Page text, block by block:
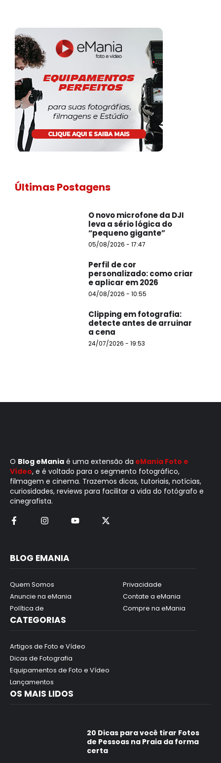
Últimas Postagens
O novo microfone da DJI
leva a sério lógica do
“pequeno gigante”
05/08/2026 - 17:47
Perfil de cor
personalizado: como criar
e aplicar em 2026
04/08/2026 - 10:55
Clipping em fotografia:
detecte antes de arruinar
a cena
24/07/2026 - 19:53
O Blog eMania é uma extensão da eMania Foto e
Vídeo, e é voltado para o segmento fotográfico,
filmagem e cinema. Trazemos dicas, tutoriais, notícias,
curiosidades, reviews para facilitar a vida do fotógrafo e
cinegrafista.
BLOG EMANIA
Quem Somos
Anuncie na eMania
Política de
Privacidade
Contate a eMania
Compre na eMania
CATEGORIAS
Artigos de Foto e Vídeo
Dicas de Fotografia
Equipamentos de Foto e Vídeo
Lançamentos
OS MAIS LIDOS
20 Dicas para você tirar Fotos
de Pessoas na Praia da forma
certa